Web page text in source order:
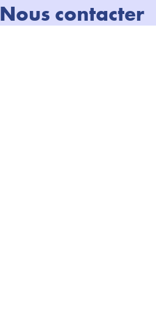
Nous contacter